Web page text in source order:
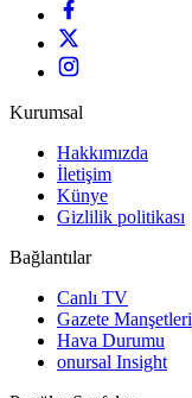
Kurumsal
Hakkımızda
İletişim
Künye
Gizlilik politikası
Bağlantılar
Canlı TV
Gazete Manşetleri
Hava Durumu
onursal Insight